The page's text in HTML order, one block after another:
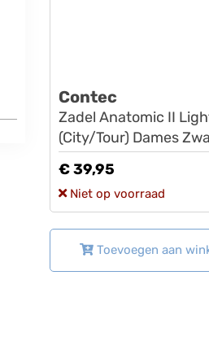
Contec
Zadel Anatomic II
(City/Tour) Dames
€ 39,95
Niet op voorraad
Toevoegen aan